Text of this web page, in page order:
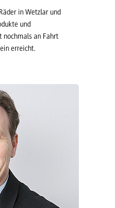
in Wetzlar und
und
nochmals an Fahrt
erreicht.